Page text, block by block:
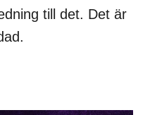
till det. Det är